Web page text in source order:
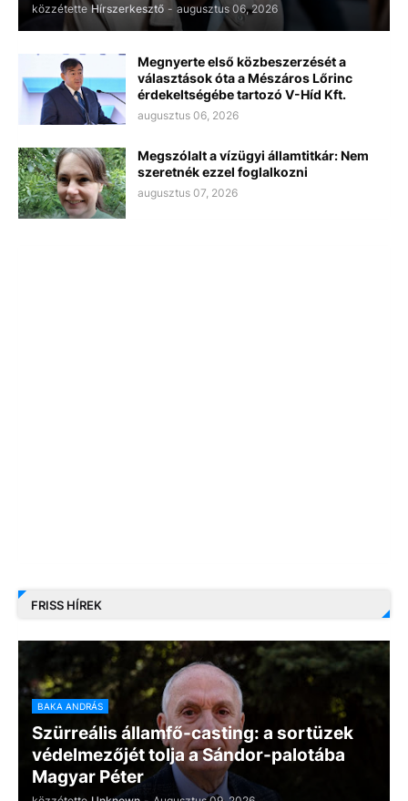
közzétette Hírszerkesztő - augusztus 06, 2026
Megnyerte első közbeszerzését a
választások óta a Mészáros Lőrinc
érdekeltségébe tartozó V-Híd Kft.
augusztus 06, 2026
Megszólalt a vízügyi államtitkár: Nem
szeretnék ezzel foglalkozni
augusztus 07, 2026
FRISS HÍREK
BAKA ANDRÁS
Szürreális államfő-casting: a sortüzek
védelmezőjét tolja a Sándor-palotába
Magyar Péter